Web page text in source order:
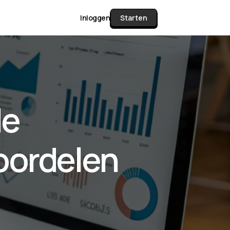
Matrix
alle pakketten en mogelijkheden
documenten verzamelen en facturen
tot controleren, boeken, bank
& klant dashboard.
Inloggen Starten